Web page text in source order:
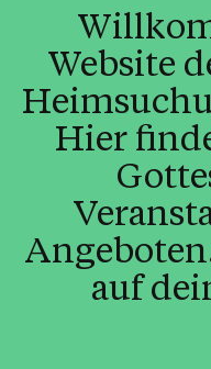
Website
Hier
auf